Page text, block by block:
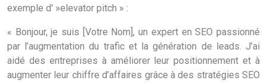
exemple d' »elevator pitch » :
« Bonjour, je suis [Votre Nom], un expert en SEO passionné
par l’augmentation du trafic et la génération de leads. J’ai
aidé des entreprises à améliorer leur positionnement et à
augmenter leur chiffre d’affaires grâce à des stratégies SEO